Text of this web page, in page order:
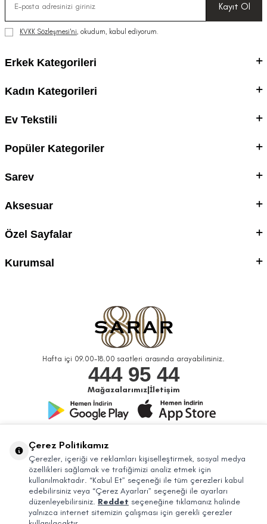
Kayıt Ol
KVKK Sözleşmesi'ni, okudum, kabul ediyorum.
Erkek Kategorileri
Kadın Kategorileri
Ev Tekstili
Popüler Kategoriler
Sarev
Aksesuar
Özel Sayfalar
Kurumsal
Hafta içi 09.00-18.00 saatleri arasında arayabilirsiniz.
444 95 44
Mağazalarımız| İletişim
Çerez Politikamız
Çerezler, içeriği ve reklamları kişiselleştirmek, sosyal medya
özellikleri sağlamak ve trafiğimizi analiz etmek için
kullanılmaktadır. “Kabul Et” seçeneği ile tüm çerezleri kabul
edebilirsiniz veya “Çerez Ayarları” seçeneği ile ayarları
düzenleyebilirsiniz. Reddet seçeneğine tıklamanız halinde
yalnızca internet sitemizin çalışması için gerekli çerezler